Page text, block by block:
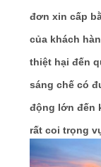
đơn xin cấp
của khách
thiệt hại đến
sáng chế có
động lớn đến
rất coi trọng